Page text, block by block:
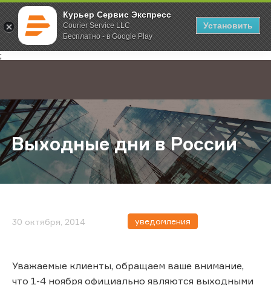
Курьер Сервис Экспресс
Courier Service LLC
Бесплатно - в Google Play
Установить
;
Главная О компании Новости Выходные дни в России
Выходные дни в России
30 октября, 2014 уведомления
Уважаемые клиенты, обращаем ваше внимание,
что 1-4 ноября официально являются выходными